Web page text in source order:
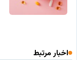
اخبار مرتبط